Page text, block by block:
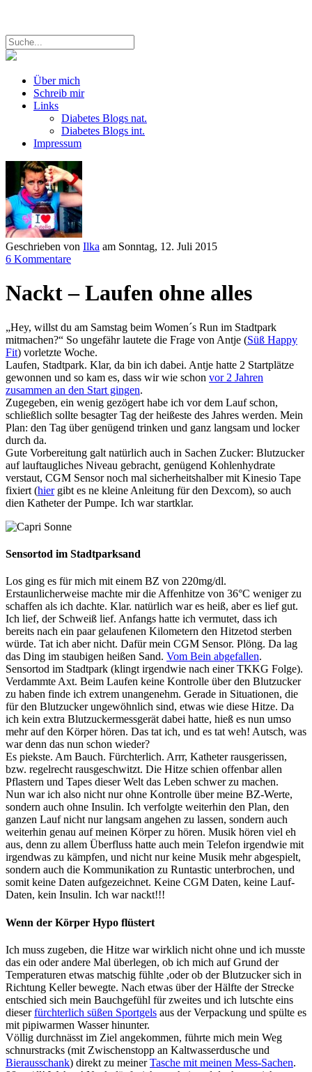
Über mich
Schreib mir
Links
Diabetes Blogs nat.
Diabetes Blogs int.
Impressum
Geschrieben von Ilka am Sonntag, 12. Juli 2015
6 Kommentare
Nackt – Laufen ohne alles
„Hey, willst du am Samstag beim Women´s Run im Stadtpark
mitmachen?“ So ungefähr lautete die Frage von Antje (Süß Happy
Fit) vorletzte Woche.
Laufen, Stadtpark. Klar, da bin ich dabei. Antje hatte 2 Startplätze
gewonnen und so kam es, dass wir wie schon vor 2 Jahren
zusammen an den Start gingen.
Zugegeben, ein wenig gezögert habe ich vor dem Lauf schon,
schließlich sollte besagter Tag der heißeste des Jahres werden. Mein
Plan: den Tag über genügend trinken und ganz langsam und locker
durch da.
Gute Vorbereitung galt natürlich auch in Sachen Zucker: Blutzucker
auf lauftaugliches Niveau gebracht, genügend Kohlenhydrate
verstaut, CGM Sensor noch mal sicherheitshalber mit Kinesio Tape
fixiert (hiergibt es ne kleine Anleitung für den Dexcom), so auch
dien Katheter der Pumpe. Ich war startklar.
Sensortod im Stadtparksand
Los ging es für mich mit einem BZ von 220mg/dl.
Erstaunlicherweise machte mir die Affenhitze von 36°C weniger zu
schaffen als ich dachte. Klar. natürlich war es heiß, aber es lief gut.
Ich lief, der Schweiß lief. Anfangs hatte ich vermutet, dass ich
bereits nach ein paar gelaufenen Kilometern den Hitzetod sterben
würde. Tat ich aber nicht. Dafür mein CGM Sensor. Plöng. Da lag
das Ding im staubigen heißen Sand. Vom Bein abgefallen.
Sensortod im Stadtpark (klingt irgendwie nach einer TKKG Folge).
Verdammte Axt. Beim Laufen keine Kontrolle über den Blutzucker
zu haben finde ich extrem unangenehm. Gerade in Situationen, die
für den Blutzucker ungewöhnlich sind, etwas wie diese Hitze. Da
ich kein extra Blutzuckermessgerät dabei hatte, hieß es nun umso
mehr auf den Körper hören. Das tat ich, und es tat weh! Autsch, was
war denn das nun schon wieder?
Es piekste. Am Bauch. Fürchterlich. Arrr, Katheter rausgerissen,
bzw. regelrecht rausgeschwitzt. Die Hitze schien offenbar allen
Pflastern und Tapes dieser Welt das Leben schwer zu machen.
Nun war ich also nicht nur ohne Kontrolle über meine BZ-Werte,
sondern auch ohne Insulin. Ich verfolgte weiterhin den Plan, den
ganzen Lauf nicht nur langsam angehen zu lassen, sondern auch
weiterhin genau auf meinen Körper zu hören. Musik hören viel eh
aus, denn zu allem Überfluss hatte auch mein Telefon irgendwie mit
irgendwas zu kämpfen, und nicht nur keine Musik mehr abgespielt,
sondern auch die Kommunikation zu Runtastic unterbrochen, und
somit keine Daten aufgezeichnet. Keine CGM Daten, keine Lauf-
Daten, kein Insulin. Ich war nackt!!!
Wenn der Körper Hypo flüstert
Ich muss zugeben, die Hitze war wirklich nicht ohne und ich musste
das ein oder andere Mal überlegen, ob ich mich auf Grund der
Temperaturen etwas matschig fühlte ,oder ob der Blutzucker sich in
Richtung Keller bewegte. Nach etwas über der Hälfte der Strecke
entschied sich mein Bauchgefühl für zweites und ich lutschte eins
dieserfürchterlich süßen Sportgels aus der Verpackung und spülte es
mit pipiwarmen Wasser hinunter.
Völlig durchnässt im Ziel angekommen, führte mich mein Weg
schnurstracks (mit Zwischenstopp an Kaltwasserdusche und
Bierausschank) direkt zu meinerTasche mit meinen Mess-Sachen.